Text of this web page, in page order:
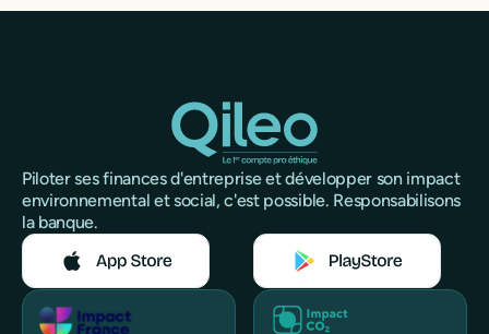
Piloter ses finances d'entreprise et développer son impact
environnemental et social, c'est possible. Responsabilisons
la banque.